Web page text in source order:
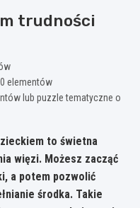
trudności
elementów
lub puzzle tematyczne o
to świetna
więzi. Możesz zacząć
a potem pozwolić
środka. Takie